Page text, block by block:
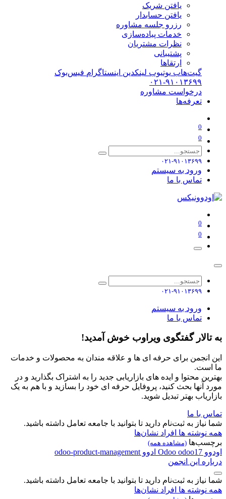
یافتن شریک
یافتن حسابدار
رزرو جلسه مشاوره
خدمات پیاده‌سازی
نظرات مشتریان
پشتیبانی
ارتقاها
گیت‌هاب یوتیوب لینکدین اینستاگرام فیس‌بوک
۰۲۱-۹۱۰۱۳۶۹۹
درخواست مشاوره
تعرفه‌ها
0
0
۰۲۱-۹۱۰۱۳۶۹۹
ورود به سیستم
تماس با ما
0
0
۰۲۱-۹۱۰۱۳۶۹۹
ورود به سیستم
تماس با ما
به تالار گفتگوی ویراوب خوش آمدید!
این انجمن برای حرفه ای ها و علاقه مندان به محصولات و خدمات
ما است.
بهترین محتوا و ایده های بازاریابی جدید را به اشتراک بگذارید و در
مورد آنها بحث کنید، پروفایل حرفه ای خود را بسازید و با هم به یک
بازاریاب بهتر تبدیل شوید.
تماس با ما
شما نیاز به ثبت‌نام دارید تا بتوانید با جامعه تعامل داشته باشید.
همه نوشته ها افراد نشان‌ها
برچسب‌ها (مشاهده همه)
اودوو Odoo odoo17 ادوو odoo-product-management
درباره این انجمن
شما نیاز به ثبت‌نام دارید تا بتوانید با جامعه تعامل داشته باشید.
همه نوشته ها افراد نشان‌ها